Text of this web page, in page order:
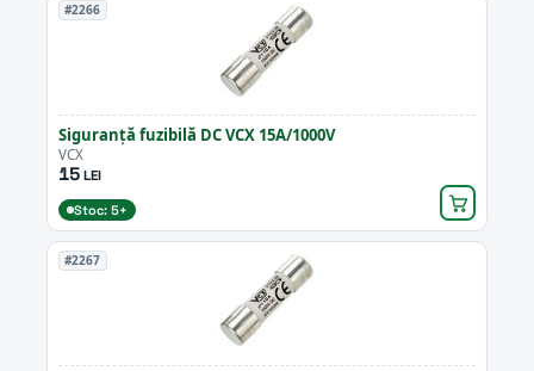
#2266
Siguranță fuzibilă DC VCX 15A/1000V
VCX
15LEI
Stoc: 5+
#2267